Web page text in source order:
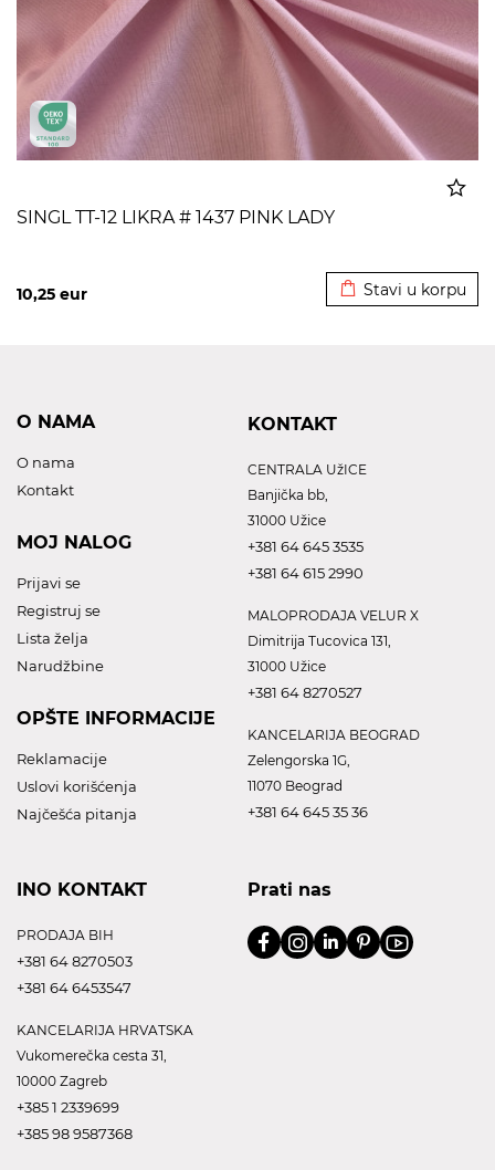
SINGL TT-12 LIKRA # 1437 PINK LADY
10,25 eur Stavi u korpu
O NAMA
O nama
Kontakt
MOJ NALOG
Prijavi se
Registruj se
Lista želja
Narudžbine
OPŠTE INFORMACIJE
Reklamacije
Uslovi korišćenja
Najčešća pitanja
KONTAKT
CENTRALA UžICE
Banjička bb,
31000 Užice
+381 64 645 3535
+381 64 615 2990
MALOPRODAJA VELUR X
Dimitrija Tucovica 131,
31000 Užice
+381 64 8270527
KANCELARIJA BEOGRAD
Zelengorska 1G,
11070 Beograd
+381 64 645 35 36
INO KONTAKT
PRODAJA BIH
+381 64 8270503
+381 64 6453547
KANCELARIJA HRVATSKA
Vukomerečka cesta 31,
10000 Zagreb
+385 1 2339699
+385 98 9587368
Prati nas